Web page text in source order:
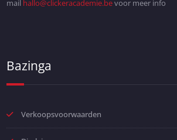
mail hallo@clickeracademie.bevoor meer info
Bazinga
Verkoopsvoorwaarden